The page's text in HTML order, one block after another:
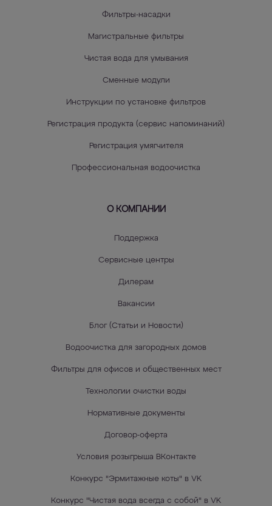
Фильтры-насадки
Магистральные фильтры
Чистая вода для умывания
Сменные модули
Инструкции по установке фильтров
Регистрация продукта (сервис напоминаний)
Регистрация умягчителя
Профессиональная водоочистка
О КОМПАНИИ
Поддержка
Сервисные центры
Дилерам
Вакансии
Блог (Статьи и Новости)
Водоочистка для загородных домов
Фильтры для офисов и общественных мест
Технологии очистки воды
Нормативные документы
Договор-оферта
Условия розыгрыша ВКонтакте
Конкурс "Эрмитажные коты" в VK
Конкурс "Чистая вода всегда с собой" в VK